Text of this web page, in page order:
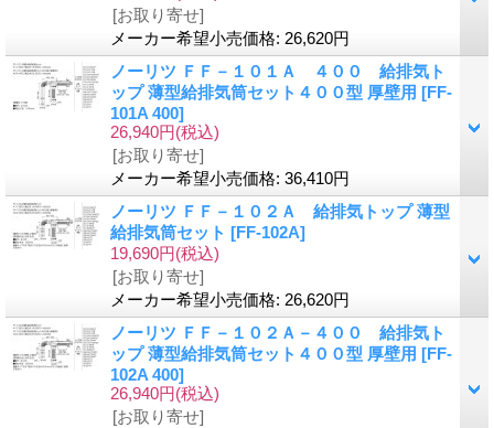
[お取り寄せ]
メーカー希望小売価格: 26,620円
ノーリツ ＦＦ－１０１Ａ ４００ 給排気ト
ップ 薄型給排気筒セット４００型 厚壁用 [FF-
101A 400]
26,940円(税込)
[お取り寄せ]
メーカー希望小売価格: 36,410円
ノーリツ ＦＦ－１０２Ａ 給排気トップ 薄型
給排気筒セット [FF-102A]
19,690円(税込)
[お取り寄せ]
メーカー希望小売価格: 26,620円
ノーリツ ＦＦ－１０２Ａ－４００ 給排気ト
ップ 薄型給排気筒セット４００型 厚壁用 [FF-
102A 400]
26,940円(税込)
[お取り寄せ]